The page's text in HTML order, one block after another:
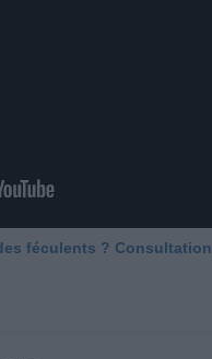
féculents ? Consultation